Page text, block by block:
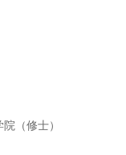
（修士）